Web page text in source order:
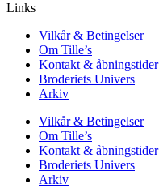
Links
Vilkår & Betingelser
Om Tille’s
Kontakt & åbningstider
Broderiets Univers
Arkiv
Vilkår & Betingelser
Om Tille’s
Kontakt & åbningstider
Broderiets Univers
Arkiv